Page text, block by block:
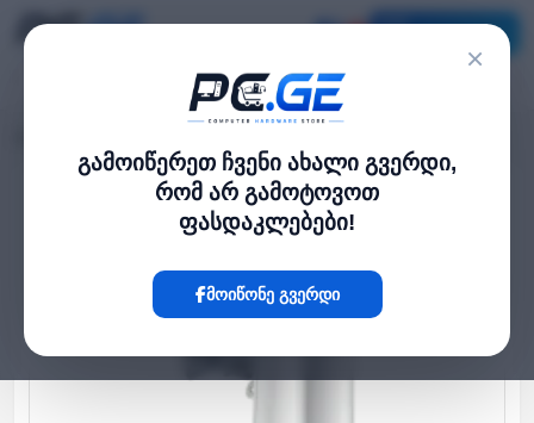
×
გამოიწერეთ ჩვენი ახალი გვერდი,
რომ არ გამოტოვოთ
ფასდაკლებები!
მოიწონე გვერდი